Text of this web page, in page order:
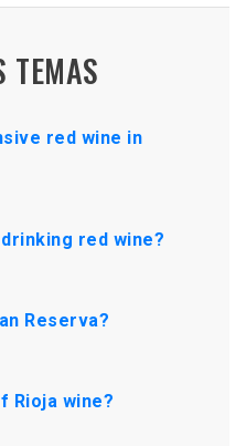
TEMAS
red wine in
red wine?
Reserva?
Rioja wine?